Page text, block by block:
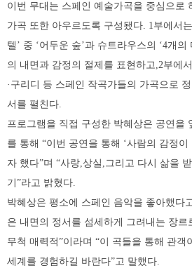
이번 무대는 스페인 예술가곡을 중심으로
가곡 또한 아우르도록 구성됐다. 1부에서
텔’ 중 ‘어두운 숲’과 슈트라우스의 ‘4개
의 내면과 감정의 절제를 표현하고,2부에
·구리디 등 스페인 작곡가들의 가곡으로
서를 펼친다.
프로그램을 직접 구성한 박혜상은 공연을
를 통해 “이번 공연을 통해 ‘사람의 감정
자 했다”며 “사랑,상실,그리고 다시 삶을
기”라고 밝혔다.
박혜상은 평소에 스페인 음악을 좋아했다
은 내면의 정서를 섬세하게 그려내는 장
무척 매력적”이라며 “이 곡들을 통해 관객
세계를 경험하길 바란다”고 말했다.